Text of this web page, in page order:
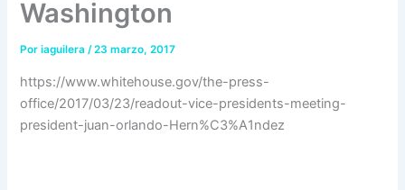
Washington
Poriaguilera/23 marzo, 2017
https://www.whitehouse.gov/the-press-
office/2017/03/23/readout-vice-presidents-meeting-
president-juan-orlando-Hern%C3%A1ndez